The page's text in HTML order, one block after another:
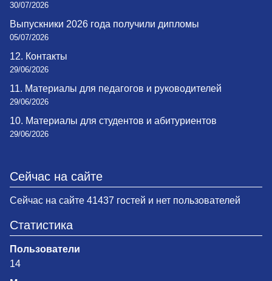
30/07/2026
Выпускники 2026 года получили дипломы
05/07/2026
12. Контакты
29/06/2026
11. Материалы для педагогов и руководителей
29/06/2026
10. Материалы для студентов и абитуриентов
29/06/2026
Сейчас на сайте
Сейчас на сайте 41437 гостей и нет пользователей
Статистика
Пользователи
14